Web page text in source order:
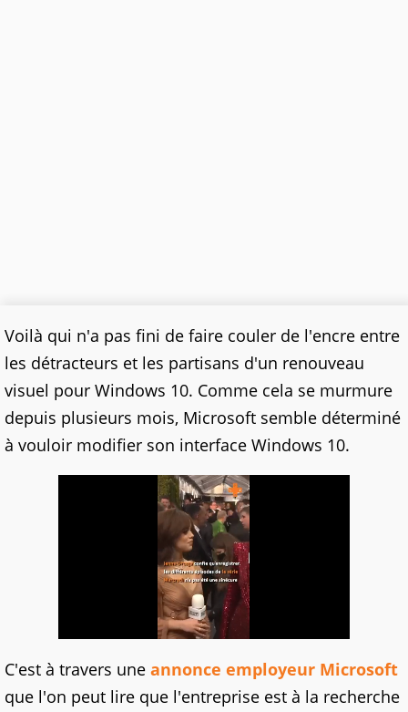
Voilà qui n'a pas fini de faire couler de l'encre entre
les détracteurs et les partisans d'un renouveau
visuel pour Windows 10. Comme cela se murmure
depuis plusieurs mois, Microsoft semble déterminé
à vouloir modifier son interface Windows 10.
C'est à travers une annonce employeur Microsoft
que l'on peut lire que l'entreprise est à la recherche